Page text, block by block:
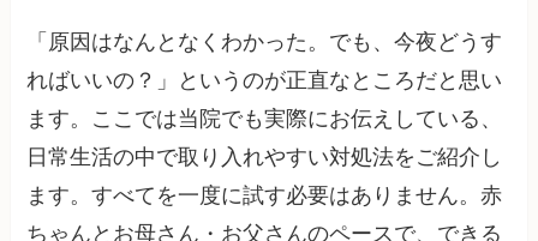
「原因はなんとなくわかった。でも、今夜どうす
ればいいの？」というのが正直なところだと思い
ます。ここでは当院でも実際にお伝えしている、
日常生活の中で取り入れやすい対処法をご紹介し
ます。すべてを一度に試す必要はありません。赤
ちゃんとお母さん・お父さんのペースで、できる